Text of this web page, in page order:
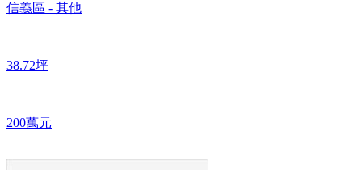
信義區 - 其他
38.72坪
200萬元